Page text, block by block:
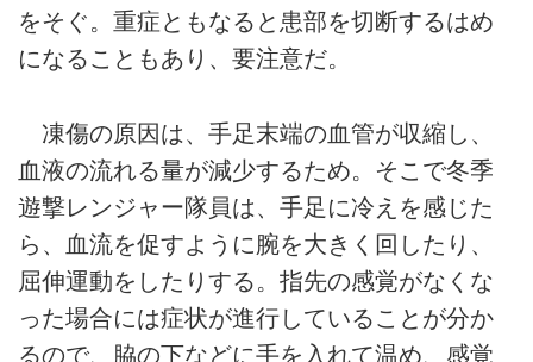
をそぐ。重症ともなると患部を切断するはめ
になることもあり、要注意だ。
凍傷の原因は、手足末端の血管が収縮し、
血液の流れる量が減少するため。そこで冬季
遊撃レンジャー隊員は、手足に冷えを感じた
ら、血流を促すように腕を大きく回したり、
屈伸運動をしたりする。指先の感覚がなくな
った場合には症状が進行していることが分か
るので、脇の下などに手を入れて温め、感覚